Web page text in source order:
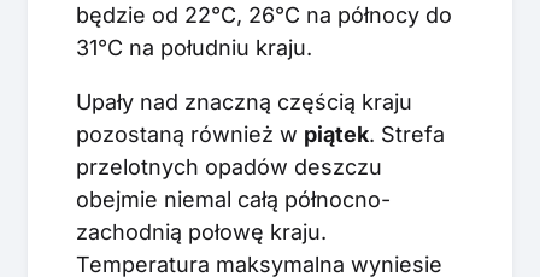
będzie od 22°C, 26°C na północy do
31°C na południu kraju.
Upały nad znaczną częścią kraju
pozostaną również w piątek. Strefa
przelotnych opadów deszczu
obejmie niemal całą północno-
zachodnią połowę kraju.
Temperatura maksymalna wyniesie